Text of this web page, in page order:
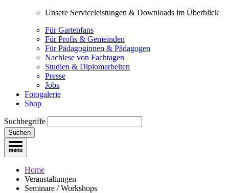
Unsere Serviceleistungen & Downloads im Überblick
Für Gartenfans
Für Profis & Gemeinden
Für Pädagoginnen & Pädagogen
Nachlese von Fachtagen
Studien & Diplomarbeiten
Presse
Jobs
Fotogalerie
Shop
Suchbegriffe
Suchen
Home
Veranstaltungen
Seminare / Workshops